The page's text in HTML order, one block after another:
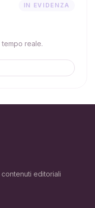
IN EVIDENZA
reale.
editoriali